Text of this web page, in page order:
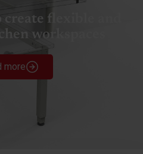
create flexible and
workspaces
more